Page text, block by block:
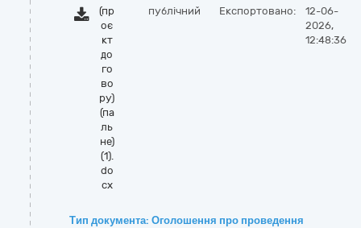
(пр
оє
кт
до
го
во
ру)
(па
ль
не)
(1).
do
cx
публічний Експортовано:
12-06-
2026,
12:48:36
Тип документа: Оголошення про проведення